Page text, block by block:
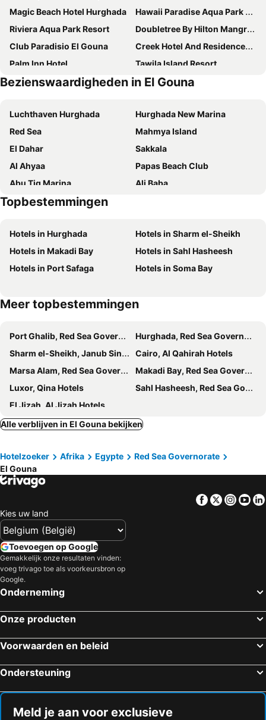
Magic Beach Hotel Hurghada
Hawaii Paradise Aqua Park Resort
Riviera Aqua Park Resort
Doubletree By Hilton Mangroovy El Gouna Resort
Club Paradisio El Gouna
Creek Hotel And Residences El Gouna
Palm Inn Hotel
Tawila Island Resort
Captains Inn
Rewaya Majestic Resort
La Boutique Residence
Creek Hotel and Residences El Gouna
El Gouna Elite Sea View Residence - Hurghada, Red Sea
Luxor Hotel Hurghada
Geisum Beach Hotel Hurghada Red Sea
G Cribs Hotel Apartment
SUNRISE Alora Aqua Park Resort
Al Dora Boutique Hotel
Hotel Smartline Colour Beach
Aquatic Village - Red Sea Resort
Arena Inn
Al Dora Residence Suites Hurghada
Magic Beach Hotel Hurghada
Festival Shedwan Golden Beach Resort
A1 Suites
Hotel 4 Seasons
Luxor Hotel Hurghada
Bezienswaardigheden in El Gouna
Luchthaven Hurghada
Hurghada New Marina
Red Sea
Mahmya Island
El Dahar
Sakkala
Al Ahyaa
Papas Beach Club
Abu Tig Marina
Ali Baba
Madinat Makadi Golf Resort
La Luna
Sim Sim Tours
Bordiehns
Topbestemmingen
Hotels in Hurghada
Hotels in Sharm el-Sheikh
Hotels in Makadi Bay
Hotels in Sahl Hasheesh
Hotels in Port Safaga
Hotels in Soma Bay
Meer topbestemmingen
Port Ghalib, Red Sea Governorate Hotels
Hurghada, Red Sea Governorate Hotels
Sharm el-Sheikh, Janub Sina Hotels
Cairo, Al Qahirah Hotels
Marsa Alam, Red Sea Governorate Hotels
Makadi Bay, Red Sea Governorate Hotels
Luxor, Qina Hotels
Sahl Hasheesh, Red Sea Governorate Hotels
El Jizah, Al Jizah Hotels
Alle verblijven in El Gouna bekijken
Hotelzoeker Afrika Egypte
Red Sea Governorate
El Gouna
Facebook
Twitter
Kies uw land
Toevoegen op Google
Gemakkelijk onze resultaten vinden:
voeg trivago toe als voorkeursbron op
Google.
Onderneming
Onze producten
Voorwaarden en beleid
Ondersteuning
Meld je aan voor exclusieve